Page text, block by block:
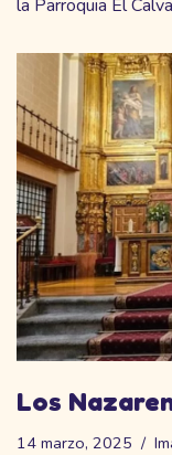
la Parroquia El
Los
14 marzo, 2025